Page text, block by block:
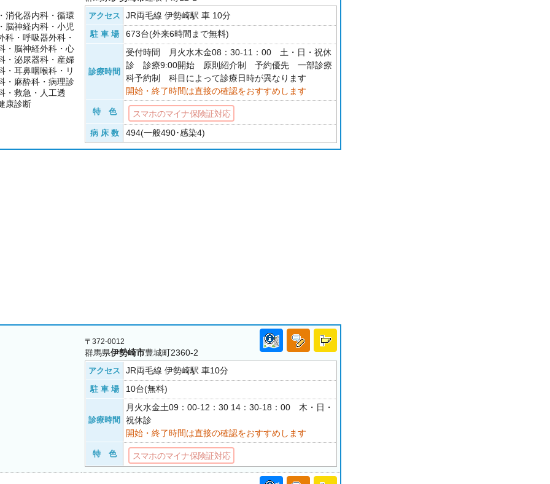
消化器内科・循環
脳神経内科・小児
科・呼吸器外科・
・脳神経外科・心
・泌尿器科・産婦
・耳鼻咽喉科・リ
・麻酔科・病理診
・救急・人工透
康診断
アクセス JR両毛線 伊勢崎駅 車 10分
駐 車 場 673台(外来6時間まで無料)
診療時間
受付時間 月火水木金08：30-11：00 土・日・祝休
診 診療9:00開始 原則紹介制 予約優先 一部診療
科予約制 科目によって診療日時が異なります
開始・終了時間は直接の確認をおすすめします
特 色 スマホのマイナ保険証対応
病 床 数 494(一般490･感染4)
〒372-0012
群馬県伊勢崎市豊城町2360-2
アクセス JR両毛線 伊勢崎駅 車10分
駐 車 場 10台(無料)
診療時間
月火水金土09：00-12：30 14：30-18：00 木・日・
祝休診
開始・終了時間は直接の確認をおすすめします
特 色 スマホのマイナ保険証対応